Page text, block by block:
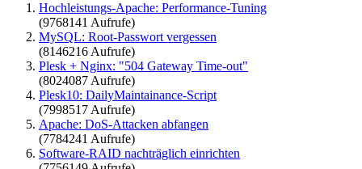
Hochleistungs-Apache: Performance-Tuning
(9768141 Aufrufe)
MySQL: Root-Passwort vergessen
(8146216 Aufrufe)
Plesk + Nginx: "504 Gateway Time-out"
(8024087 Aufrufe)
Plesk10: DailyMaintainance-Script
(7998517 Aufrufe)
Apache: DoS-Attacken abfangen
(7784241 Aufrufe)
Software-RAID nachträglich einrichten